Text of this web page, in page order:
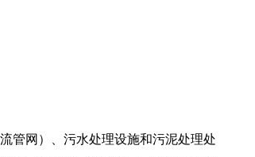
网）、污水处理设施和污泥处理处